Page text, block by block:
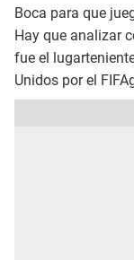
Boca para que
Hay que analizar
fue el
Unidos por el